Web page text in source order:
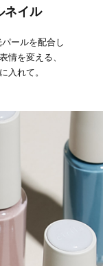
ネイル
ールを配合し
情を変える、
入れて。